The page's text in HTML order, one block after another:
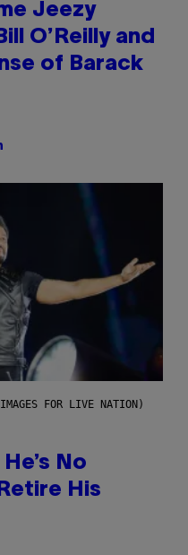
Jeezy
O’Reilly and
of Barack
IMAGES FOR LIVE NATION)
No
His